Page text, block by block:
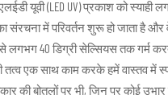
यूवी (LED UV) प्रकाश को
में परिवर्तन शुरू हो जाता है और
से लगभग 40 डिग्री सेल्सियस तक गर्म
एक साथ काम करके हमें वास्तव में
बोतलों पर भी, जिन पर कोई उभार